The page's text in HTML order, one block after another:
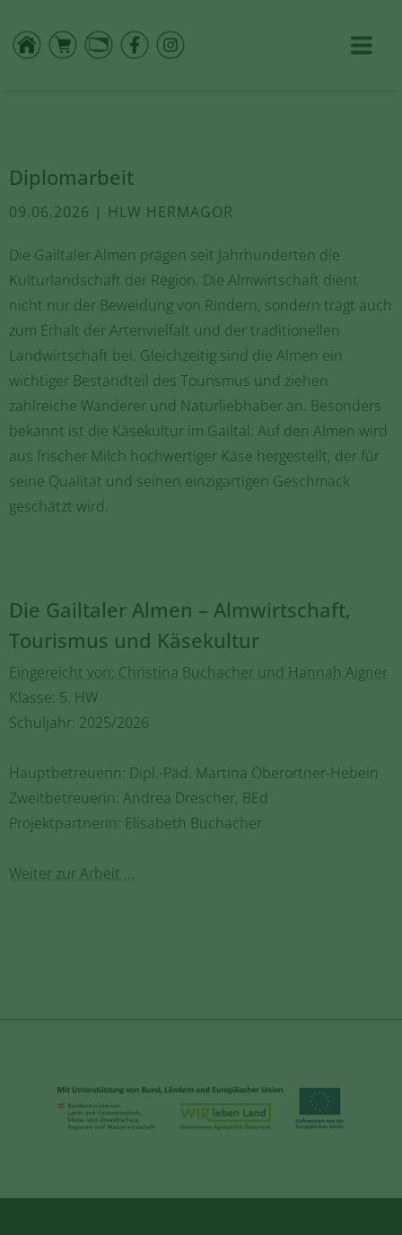
Diplomarbeit
09.06.2026 | HLW HERMAGOR
Die Gailtaler Almen prägen seit Jahrhunderten die
Kulturlandschaft der Region. Die Almwirtschaft dient
nicht nur der Beweidung von Rindern, sondern trägt auch
zum Erhalt der Artenvielfalt und der traditionellen
Landwirtschaft bei. Gleichzeitig sind die Almen ein
wichtiger Bestandteil des Tourismus und ziehen
zahlreiche Wanderer und Naturliebhaber an. Besonders
bekannt ist die Käsekultur im Gailtal: Auf den Almen wird
aus frischer Milch hochwertiger Käse hergestellt, der für
seine Qualität und seinen einzigartigen Geschmack
geschätzt wird.
Die Gailtaler Almen – Almwirtschaft,
Tourismus und Käsekultur
Eingereicht von: Christina Buchacher und Hannah Aigner
Klasse: 5. HW
Schuljahr: 2025/2026
Hauptbetreuerin: Dipl.-Päd. Martina Oberortner-Hebein
Zweitbetreuerin: Andrea Drescher, BEd
Projektpartnerin: Elisabeth Buchacher
Weiter zur Arbeit ...